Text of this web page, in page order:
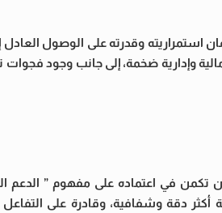
استمراريته وقدرته على الوصول
مالية وإدارية ضخمة، إلى جانب وجود
في اعتماده على مفهوم ” الدعم
دقة وشفافية، وقادرة على التفاعل